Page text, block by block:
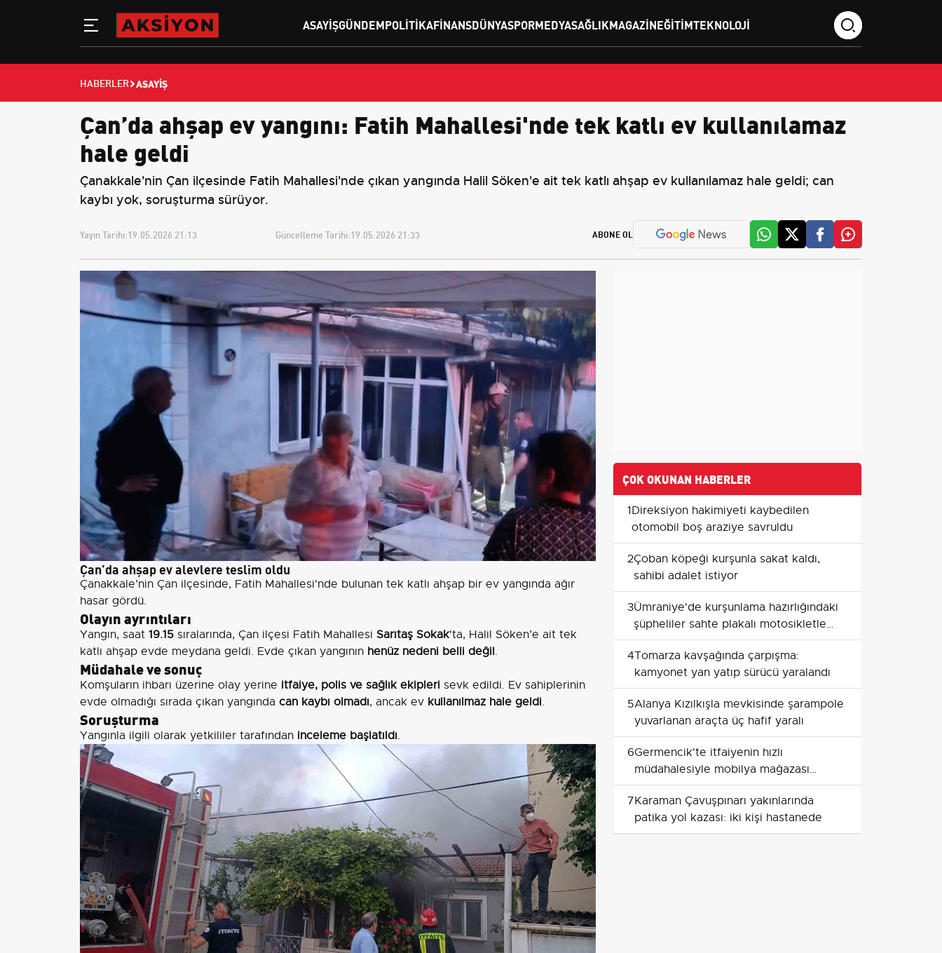
ASAYIŞGÜNDEMPOLITIKAFINANSDÜNYASPORMEDYASAĞLIKMAGAZINEĞITIMTEKNOLOJI
HABERLER ASAYIŞ
Çan’da ahşap ev yangını: Fatih Mahallesi'nde tek katlı ev kullanılamaz
hale geldi
Çanakkale'nin Çan ilçesinde Fatih Mahallesi'nde çıkan yangında Halil Söken'e ait tek katlı ahşap ev kullanılamaz hale geldi; can
kaybı yok, soruşturma sürüyor.
Yayın Tarihi:19.05.2026 21:13 Güncelleme Tarihi:19.05.2026 21:33 ABONE OL
Çan’da ahşap ev alevlere teslim oldu
Çanakkale’nin Çan ilçesinde, Fatih Mahallesi'nde bulunan tek katlı ahşap bir ev yangında ağır
hasar gördü.
Olayın ayrıntıları
Yangın, saat 19.15 sıralarında, Çan ilçesi Fatih Mahallesi Sarıtaş Sokak'ta, Halil Söken’e ait tek
katlı ahşap evde meydana geldi. Evde çıkan yangının henüz nedeni belli değil.
Müdahale ve sonuç
Komşuların ihbarı üzerine olay yerine itfaiye, polis ve sağlık ekipleri sevk edildi. Ev sahiplerinin
evde olmadığı sırada çıkan yangında can kaybı olmadı, ancak ev kullanılmaz hale geldi.
Soruşturma
Yangınla ilgili olarak yetkililer tarafından inceleme başlatıldı.
ÇOK OKUNAN HABERLER
1Direksiyon hakimiyeti kaybedilen
otomobil boş araziye savruldu
2Çoban köpeği kurşunla sakat kaldı,
sahibi adalet istiyor
3Ümraniye'de kurşunlama hazırlığındaki
şüpheliler sahte plakalı motosikletle
yakalandı
4Tomarza kavşağında çarpışma:
kamyonet yan yatıp sürücü yaralandı
5Alanya Kızılkışla mevkisinde şarampole
yuvarlanan araçta üç hafif yaralı
6Germencik'te itfaiyenin hızlı
müdahalesiyle mobilya mağazası
yangını kontrol altına alındı
7Karaman Çavuşpınarı yakınlarında
patika yol kazası: iki kişi hastanede